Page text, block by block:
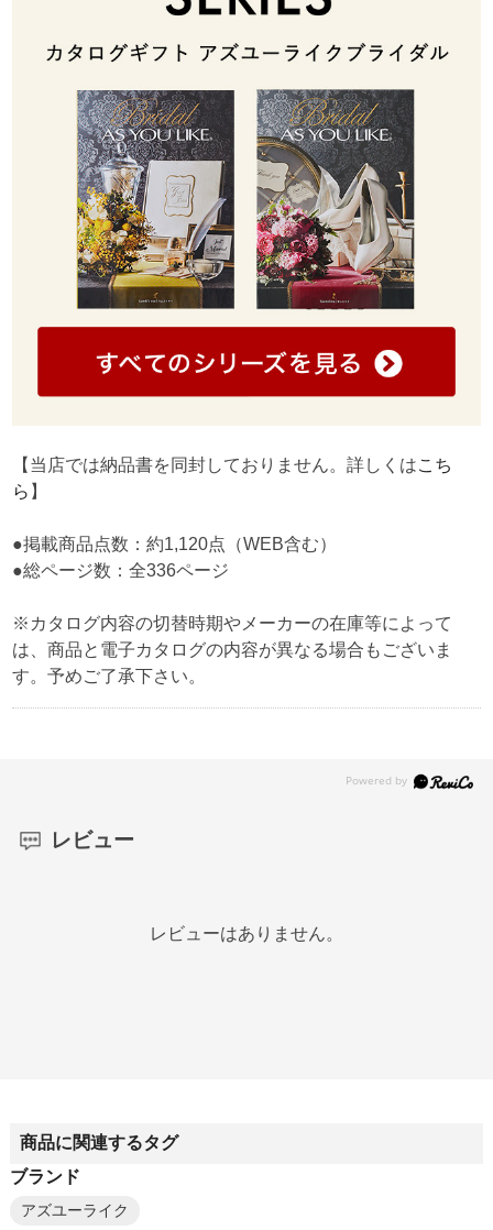
【当店では納品書を同封しておりません。詳しくはこち
ら 】
●掲載商品点数：約1,120点（WEB含む）
●総ページ数：全336ページ
※カタログ内容の切替時期やメーカーの在庫等によって
は、商品と電子カタログの内容が異なる場合もございま
す。予めご了承下さい。
レビュー
レビューはありません。
商品に関連するタグ
ブランド
アズユーライク